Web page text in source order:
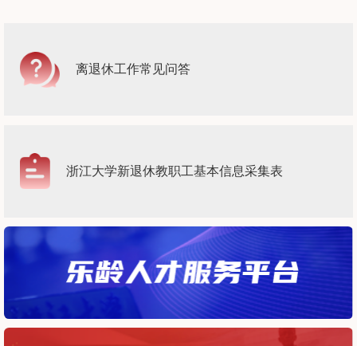
离退休工作常见问答
浙江大学新退休教职工基本信息采集表